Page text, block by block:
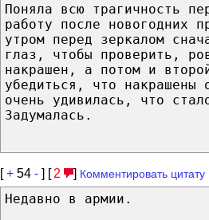
Поняла всю трагичность
работу после новогодних
утром перед зеркалом
глаз, чтобы проверить,
накрашен, а потом и
убедиться, что
очень удивилась, что
Задумалась.
[+ 54 - ] [ 2 ] Комментировать
Недавно в армии.